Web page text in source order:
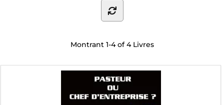
Montrant 1-4 of 4Livres